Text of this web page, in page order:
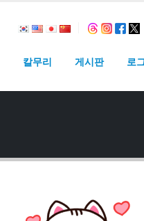
칼무리 게시판 로